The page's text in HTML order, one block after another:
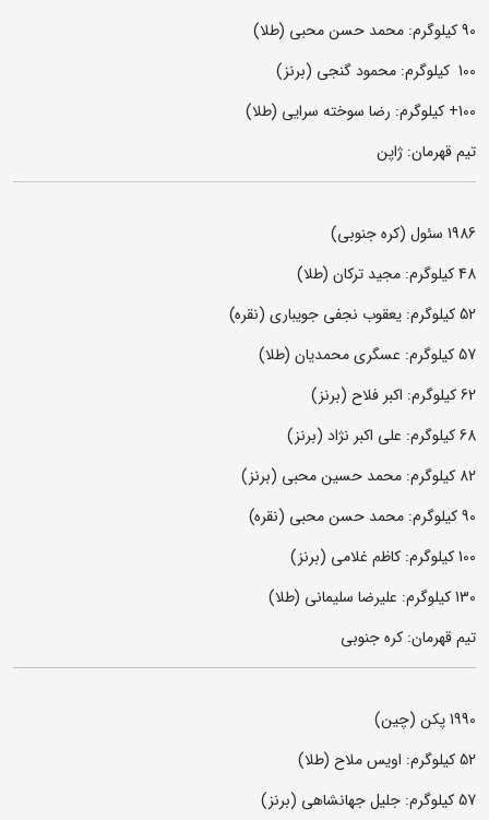
90 کیلوگرم: محمد حسن محبی (طلا)
100 کیلوگرم: محمود گنجی (برنز)
100+ کیلوگرم: رضا سوخته سرایی (طلا)
تیم قهرمان: ژاپن
1986 سئول (کره جنوبی)
48 کیلوگرم: مجید ترکان (طلا)
52 کیلوگرم: یعقوب نجفی جویباری (نقره)
57 کیلوگرم: عسگری محمدیان (طلا)
62 کیلوگرم: اکبر فلاح (برنز)
68 کیلوگرم: علی اکبر نژاد (برنز)
82 کیلوگرم: محمد حسین محبی (برنز)
90 کیلوگرم: محمد حسن محبی (نقره)
100 کیلوگرم: کاظم غلامی (برنز)
130 کیلوگرم: علیرضا سلیمانی (طلا)
تیم قهرمان: کره جنوبی
1990 پکن (چین)
52 کیلوگرم: اویس ملاح (طلا)
57 کیلوگرم: جلیل جهانشاهی (برنز)